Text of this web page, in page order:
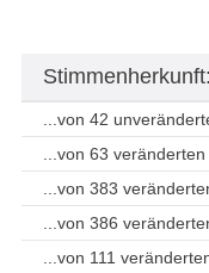
...von 42
...von 63
...von 383
...von 386
...von 111